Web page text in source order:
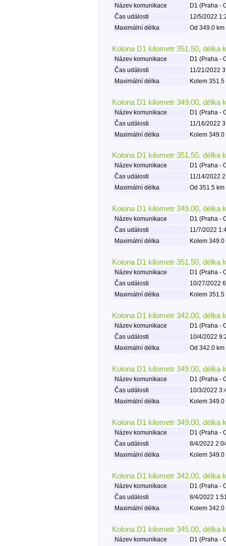
Název komunikace
D1 (Praha -
Čas události
12/5/2022
Maximální délka
Od 349.0
Kolona D1 kilometr 351.50, délka
Název komunikace
D1 (Praha -
Čas události
11/21/2022
Maximální délka
Kolem
Kolona D1 kilometr 349.00, délka
Název komunikace
D1 (Praha -
Čas události
11/16/2022
Maximální délka
Kolem
Kolona D1 kilometr 351.50, délka
Název komunikace
D1 (Praha -
Čas události
11/14/2022
Maximální délka
Od 351.5
Kolona D1 kilometr 349.00, délka
Název komunikace
D1 (Praha -
Čas události
11/7/2022
Maximální délka
Kolem
Kolona D1 kilometr 351.50, délka
Název komunikace
D1 (Praha -
Čas události
10/27/2022
Maximální délka
Kolem
Kolona D1 kilometr 342.00, délka
Název komunikace
D1 (Praha -
Čas události
10/4/2022
Maximální délka
Od 342.0
Kolona D1 kilometr 349.00, délka
Název komunikace
D1 (Praha -
Čas události
10/3/2022
Maximální délka
Kolem
Kolona D1 kilometr 349.00, délka
Název komunikace
D1 (Praha -
Čas události
8/4/2022
Maximální délka
Kolem
Kolona D1 kilometr 342.00, délka
Název komunikace
D1 (Praha -
Čas události
8/4/2022
Maximální délka
Kolem
Kolona D1 kilometr 345.00, délka
Název komunikace
D1 (Praha -